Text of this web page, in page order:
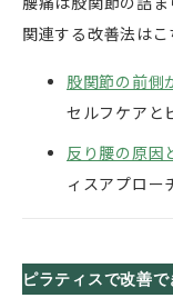
関連する改善法はこ
股関節の前側
セルフケアと
反り腰の原因
ィスアプロー
ピラティスで改善で